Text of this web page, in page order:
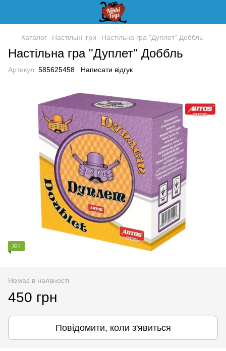
Каталог Настільні ігри Настільна гра "Дуплет" Доббль
Настільна гра "Дуплет" Доббль
Артикул: 585625458 Написати відгук
Хіт
Немає в наявності
450 грн
Повідомити, коли з'явиться